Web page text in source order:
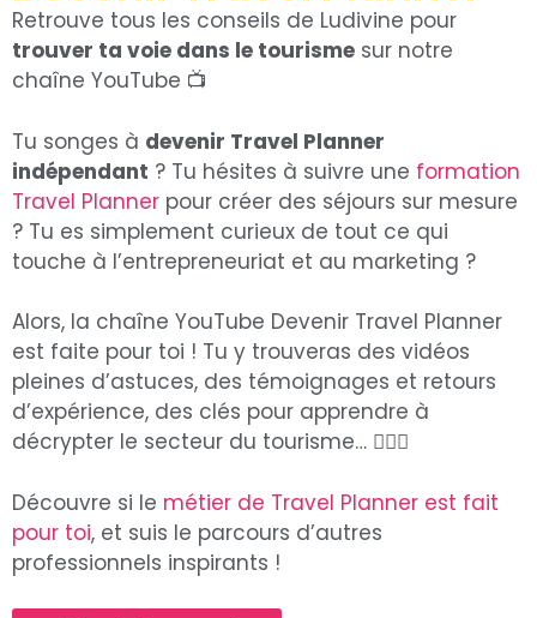
Retrouve tous les conseils de Ludivine pour
trouver ta voie dans le tourisme sur notre
chaîne YouTube 📺
Tu songes à devenir Travel Planner
indépendant ? Tu hésites à suivre une formation
Travel Planner pour créer des séjours sur mesure
? Tu es simplement curieux de tout ce qui
touche à l’entrepreneuriat et au marketing ?
Alors, la chaîne YouTube Devenir Travel Planner
est faite pour toi ! Tu y trouveras des vidéos
pleines d’astuces, des témoignages et retours
d’expérience, des clés pour apprendre à
décrypter le secteur du tourisme… 🕵🏼‍♀️
Découvre si le métier de Travel Planner est fait
pour toi, et suis le parcours d’autres
professionnels inspirants !